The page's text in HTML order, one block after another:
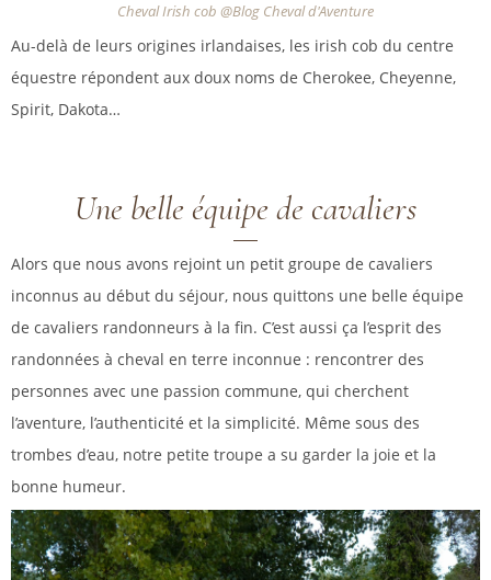
Cheval Irish cob @Blog Cheval d'Aventure
Au-delà de leurs origines irlandaises, les irish cob du centre
équestre répondent aux doux noms de Cherokee, Cheyenne,
Spirit, Dakota…
Une belle équipe de cavaliers
Alors que nous avons rejoint un petit groupe de cavaliers
inconnus au début du séjour, nous quittons une belle équipe
de cavaliers randonneurs à la fin. C’est aussi ça l’esprit des
randonnées à cheval en terre inconnue : rencontrer des
personnes avec une passion commune, qui cherchent
l’aventure, l’authenticité et la simplicité. Même sous des
trombes d’eau, notre petite troupe a su garder la joie et la
bonne humeur.